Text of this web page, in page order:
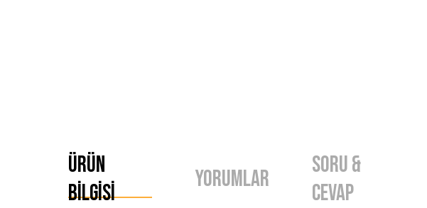
Ürün
Bilgisi
Yorumlar
Soru &
Cevap